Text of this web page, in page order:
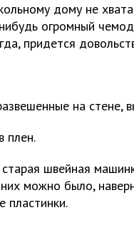
дому не
огромный
придется
на стене,
плен.
старая швейная
можно было,
пластинки.